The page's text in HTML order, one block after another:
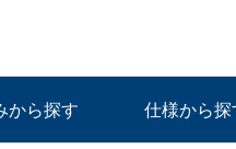
から探す 仕様から探